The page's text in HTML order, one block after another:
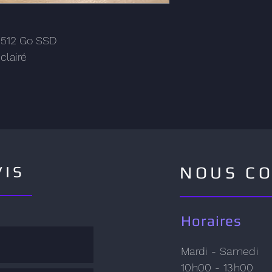
Go SSD
NOUS
Horaires
Mardi - Samedi
10h00 - 13h00